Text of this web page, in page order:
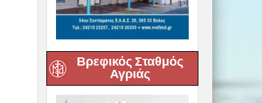
Βρεφικός Σταθμός
Αγριάς